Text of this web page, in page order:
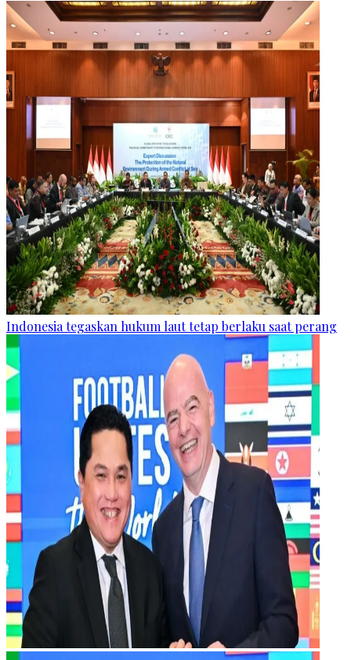
Indonesia tegaskan hukum laut tetap berlaku saat perang